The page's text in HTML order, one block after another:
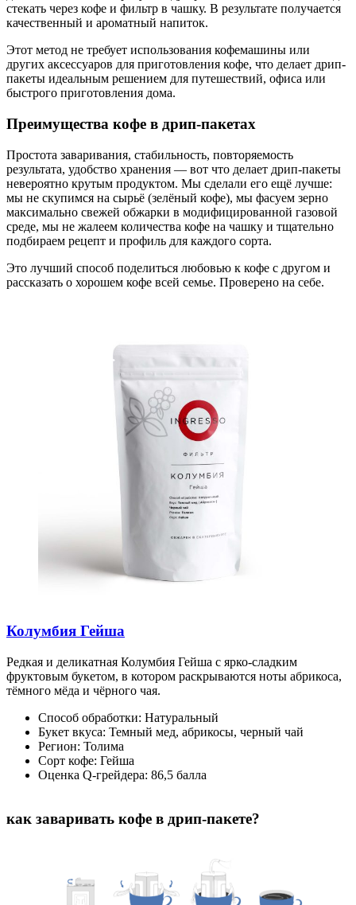
стекать через кофе и фильтр в чашку. В результате получается
качественный и ароматный напиток.
Этот метод не требует использования кофемашины или
других аксессуаров для приготовления кофе, что делает дрип-
пакеты идеальным решением для путешествий, офиса или
быстрого приготовления дома.
Преимущества кофе в дрип-пакетах
Простота заваривания, стабильность, повторяемость
результата, удобство хранения — вот что делает дрип-пакеты
невероятно крутым продуктом. Мы сделали его ещё лучше:
мы не скупимся на сырьё (зелёный кофе), мы фасуем зерно
максимально свежей обжарки в модифицированной газовой
среде, мы не жалеем количества кофе на чашку и тщательно
подбираем рецепт и профиль для каждого сорта.
Это лучший способ поделиться любовью к кофе с другом и
рассказать о хорошем кофе всей семье. Проверено на себе.
Колумбия Гейша
Редкая и деликатная Колумбия Гейша с ярко-сладким
фруктовым букетом, в котором раскрываются ноты абрикоса,
тёмного мёда и чёрного чая.
Способ обработки: Натуральный
Букет вкуса: Темный мед, абрикосы, черный чай
Регион: Толима
Сорт кофе: Гейша
Оценка Q-грейдера: 86,5 балла
как заваривать кофе в дрип-пакете?